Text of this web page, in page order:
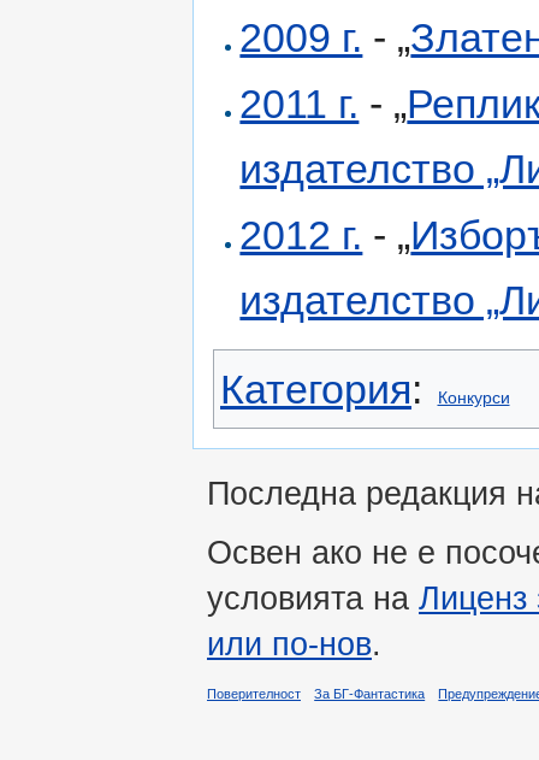
2009 г. - „
2011 г. - „
издателство
2012 г. - „
издателство
Категория: Конкурси
Последна редакция
Освен ако не е
условията на Лиценз
или по-нов.
Поверителност За БГ-Фантастика